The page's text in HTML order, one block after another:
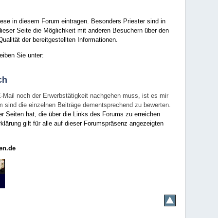
in diesem Forum eintragen. Besonders Priester sind in
Seite die Möglichkeit mit anderen Besuchern über den
der bereitgestellten Informationen.
Sie unter:
noch der Erwerbstätigkeit nachgehen muss, ist es mir
die einzelnen Beiträge dementsprechend zu bewerten.
Seiten hat, die über die Links des Forums zu erreichen
gilt für alle auf dieser Forumspräsenz angezeigten